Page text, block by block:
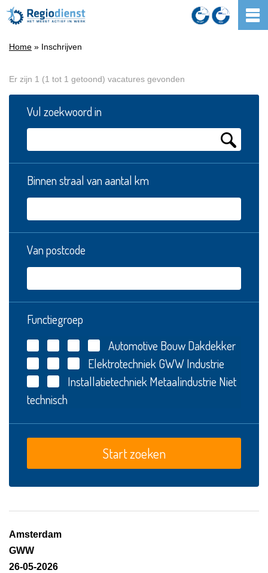
Home » Inschrijven
Er zijn 1 (1 tot 1 getoond) vacatures gevonden
Vul zoekwoord in
Binnen straal van aantal km
Van postcode
Functiegroep
Automotive BouwDakdekker
Elektrotechniek GWWIndustrie
Installatietechniek Metaalindustrie Niet
technisch
Amsterdam
GWW
26-05-2026